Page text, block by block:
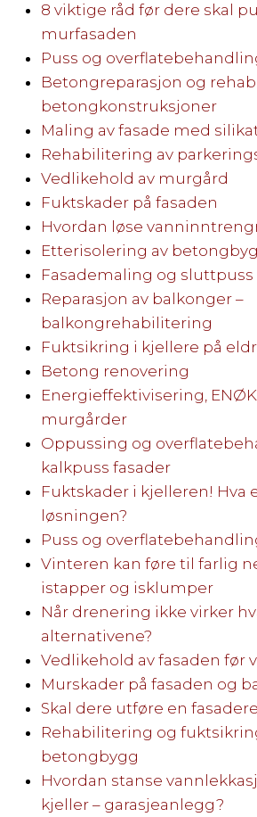
8 viktige råd før dere skal
murfasaden
Puss og
Betongreparasjon og
betongkonstruksjoner
Maling av fasade med
Rehabilitering av
Vedlikehold av murgård
Fuktskader på fasaden
Hvordan løse
Etterisolering av
Fasademaling og
Reparasjon av balkonger –
balkongrehabilitering
Fuktsikring i kjellere på
Betong renovering
Energieffektivisering,
murgårder
Oppussing og
kalkpuss fasader
Fuktskader i kjelleren! Hva
løsningen?
Puss og
Vinteren kan føre til farlig
istapper og isklumper
Når drenering ikke virker
alternativene?
Vedlikehold av fasaden før
Murskader på fasaden og
Skal dere utføre en
Rehabilitering og
betongbygg
Hvordan stanse
kjeller – garasjeanlegg?